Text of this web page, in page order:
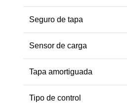
Seguro de tapa
Sensor de carga
Tapa amortiguada
Tipo de control